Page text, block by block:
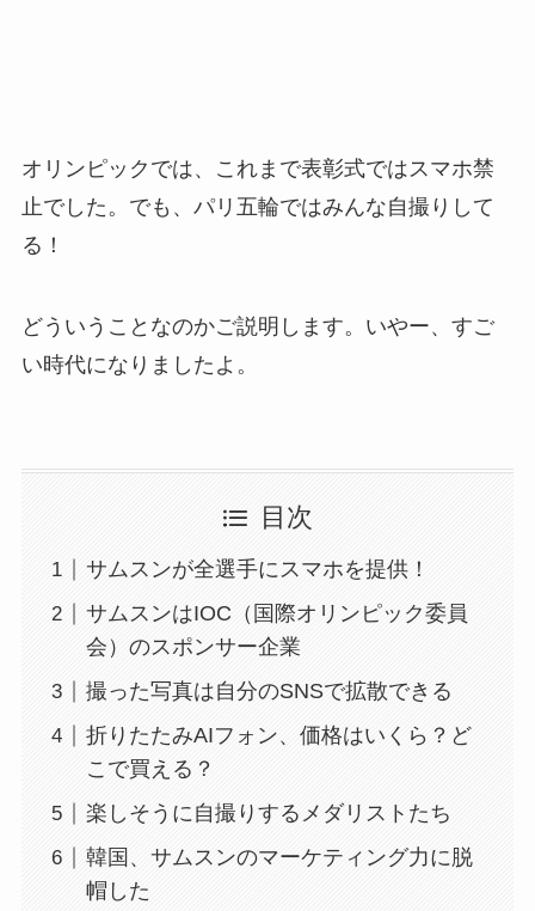
オリンピックでは、これまで表彰式ではスマホ禁
止でした。でも、パリ五輪ではみんな自撮りして
る！
どういうことなのかご説明します。いやー、すご
い時代になりましたよ。
目次
サムスンが全選手にスマホを提供！
サムスンはIOC（国際オリンピック委員
会）のスポンサー企業
撮った写真は自分のSNSで拡散できる
折りたたみAIフォン、価格はいくら？ど
こで買える？
楽しそうに自撮りするメダリストたち
韓国、サムスンのマーケティング力に脱
帽した